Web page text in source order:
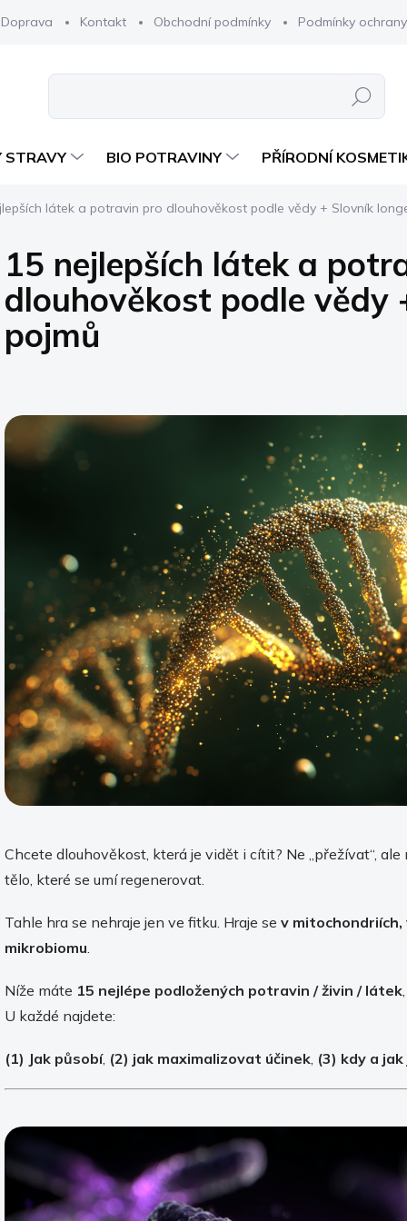
Doprava Kontakt Obchodní podmínky Podmínky
Hledat
STRAVY BIO POTRAVINY PŘÍRODNÍ
látek a potravin pro dlouhověkost podle vědy + Slovník
15 nejlepších látek a
dlouhověkost podle vědy
pojmů
Chcete dlouhověkost, která je vidět i cítit? Ne „přežívat“,
tělo, které se umí regenerovat.
Tahle hra se nehraje jen ve fitku. Hraje se v mitochondriích,
mikrobiomu.
Níže máte 15 nejlépe podložených potravin / živin / látek
U každé najdete:
(1) Jak působí, (2) jak maximalizovat účinek, (3) kdy a